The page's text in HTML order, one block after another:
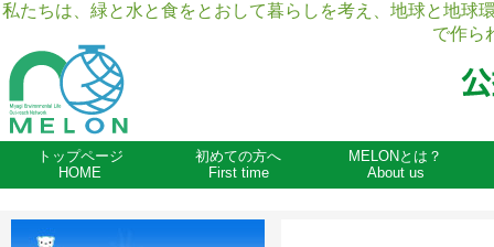
私たちは、緑と水と食をとおして暮らしを考え、地球と地球
で作ら
トップページ
HOME
初めての方へ
First time
MELONとは？
About us